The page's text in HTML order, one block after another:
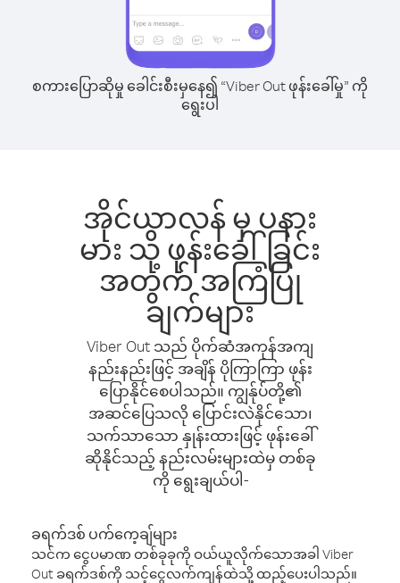
စကားပြောဆိုမှု ခေါင်းစီးမှနေ၍ “Viber Out ဖုန်းခေါ်မှု” ကို
ရွေးပါ
အိုင်ယာလန် မှ ပနား
မား သို့ ဖုန်းခေါ်ခြင်း
အတွက် အကြံပြု
ချက်များ
Viber Out သည် ပိုက်ဆံအကုန်အကျ
နည်းနည်းဖြင့် အချိန် ပိုကြာကြာ ဖုန်း
ပြောနိုင်စေပါသည်။ ကျွန်ုပ်တို့၏
အဆင်ပြေသလို ပြောင်းလဲနိုင်သော၊
သက်သာသော နှုန်းထားဖြင့် ဖုန်းခေါ်
ဆိုနိုင်သည့် နည်းလမ်းများထဲမှ တစ်ခု
ကို ရွေးချယ်ပါ-
ခရက်ဒစ် ပက်ကေ့ချ်များ
သင်က ငွေပမာဏ တစ်ခုခုကို ဝယ်ယူလိုက်သောအခါ Viber
Out ခရက်ဒစ်ကို သင့်ငွေလက်ကျန်ထဲသို့ ထည့်ပေးပါသည်။